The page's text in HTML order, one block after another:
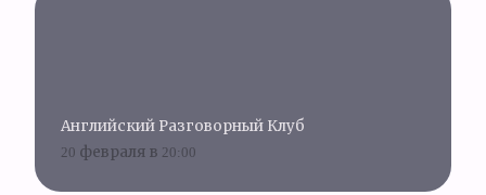
Английский Разговорный Клуб
20 февраля в 20:00